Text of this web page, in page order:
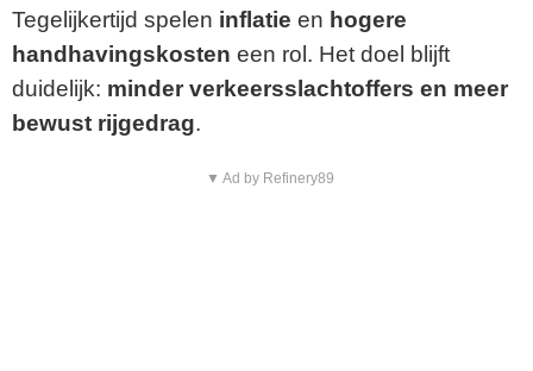
Tegelijkertijd spelen inflatie en hogere
handhavingskosten een rol. Het doel blijft
duidelijk: minder verkeersslachtoffers en meer
bewust rijgedrag.
▼ Ad by Refinery89